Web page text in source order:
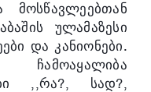
მოსწავლეებთან
აბაშის
ულამაზესი
და კანიონები.
ჩამოაყალიბა
რა?, სად?,